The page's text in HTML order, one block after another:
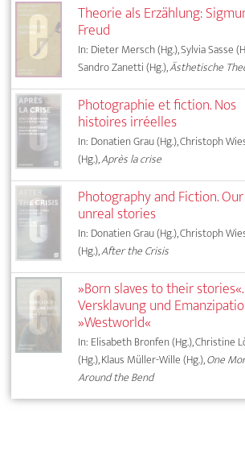
Theorie als Erzählung:
Freud
In: Dieter Mersch (Hg.), Sylvia Sasse
Sandro Zanetti (Hg.),Ästhetische
Photographie et fiction. Nos
histoires irréelles
In: Donatien Grau (Hg.), Christoph
(Hg.),Après la crise
Photography and Fiction. Our
unreal stories
In: Donatien Grau (Hg.), Christoph
(Hg.),After the Crisis
»Born slaves to their
Versklavung und
»Westworld«
In: Elisabeth Bronfen (Hg.), Christine
(Hg.), Klaus Müller-Wille (Hg.),One
Around the Bend